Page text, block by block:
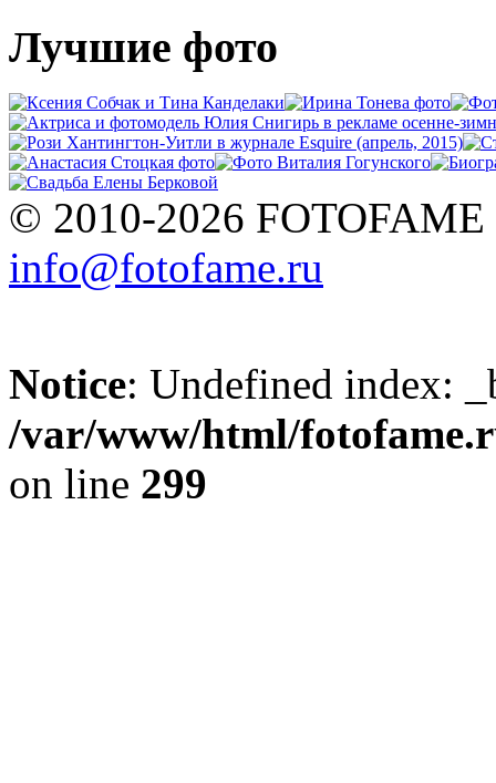
Лучшие фото
© 2010-2026 FOTOFAME
info@fotofame.ru
Notice: Undefined index:
/var/www/html/
on line 299